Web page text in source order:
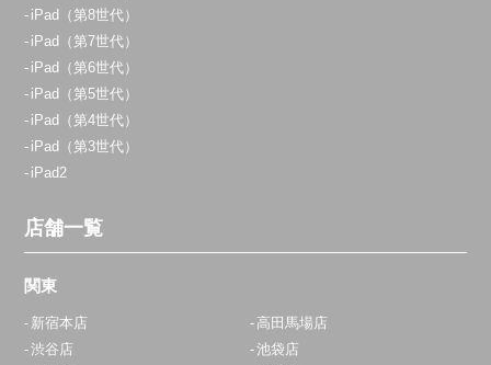
iPad（第8世代）
iPad（第7世代）
iPad（第6世代）
iPad（第5世代）
iPad（第4世代）
iPad（第3世代）
iPad2
店舗一覧
関東
新宿本店
高田馬場店
渋谷店
池袋店